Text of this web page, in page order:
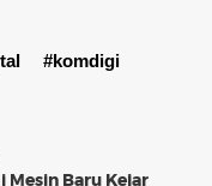
#komdigi
Baru Kejar